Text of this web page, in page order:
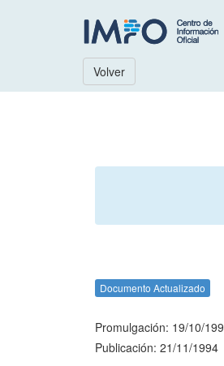
Volver
Documento Actualizado
Promulgación: 19/10/
Publicación: 21/11/1994